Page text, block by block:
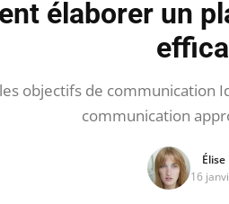
élaborer un
les objectifs de communication
communication
Élise
16